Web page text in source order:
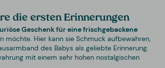
die ersten Erinnerungen
Geschenk für eine frischgebackene
möchte. Hier kann sie Schmuck aufbewahren,
des Babys als geliebte Erinnerung.
mit einem sehr hohen nostalgischen